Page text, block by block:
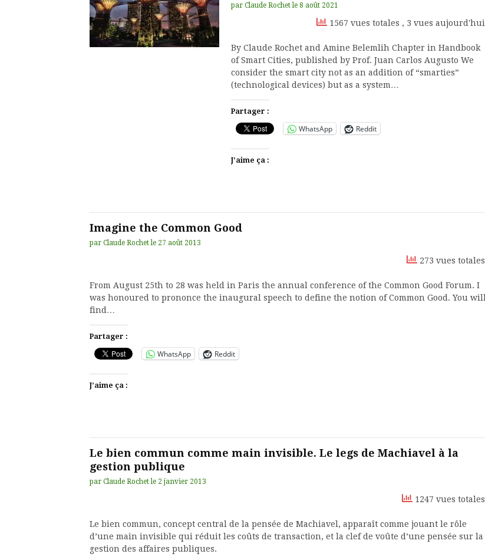
par Claude Rochet le 8 août 2021
1567 vues totales , 3 vues aujourd'hui
By Claude Rochet and Amine Belemlih Chapter in Handbook
of Smart Cities, published by Prof. Juan Carlos Augusto We
consider the smart city not as an addition of “smarties”
(technological devices) but as a system…
Partager :
WhatsApp Reddit
J’aime ça :
Imagine the Common Good
par Claude Rochet le 27 août 2013
273 vues totales
From August 25th to 28 was held in Paris the annual conference of the Common Good Forum. I
was honoured to prononce the inaugural speech to define the notion of Common Good. You will
find…
Partager :
WhatsApp Reddit
J’aime ça :
Le bien commun comme main invisible. Le legs de Machiavel à la
gestion publique
par Claude Rochet le 2 janvier 2013
1247 vues totales
Le bien commun, concept central de la pensée de Machiavel, apparaît comme jouant le rôle
d’une main invisible qui réduit les coûts de transaction, et la clef de voûte d’une pensée sur la
gestion des affaires publiques.